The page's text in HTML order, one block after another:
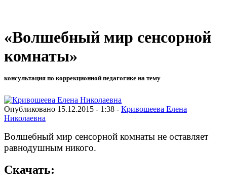
«Волшебный мир сенсорной
комнаты»
консультация по коррекционной педагогике на тему
Опубликовано 15.12.2015 - 1:38 - Кривошеева Елена
Николаевна
Волшебный мир сенсорной комнаты не оставляет
равнодушным никого.
Скачать: